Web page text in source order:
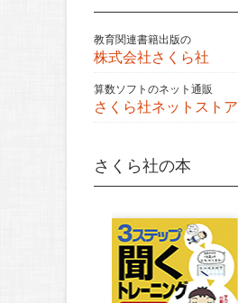
教育関連書籍出版の
株式会社さくら社
算数ソフトのネット通販
さくら社ネットストア
さくら社の本